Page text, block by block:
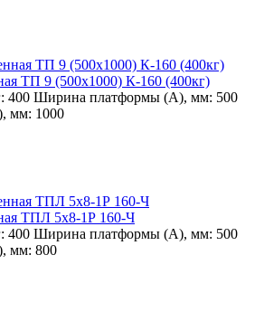
ТП 9 (500х1000) К-160 (400кг)
400 Ширина платформы (А), мм: 500
мм: 1000
ТПЛ 5х8-1Р 160-Ч
400 Ширина платформы (А), мм: 500
мм: 800